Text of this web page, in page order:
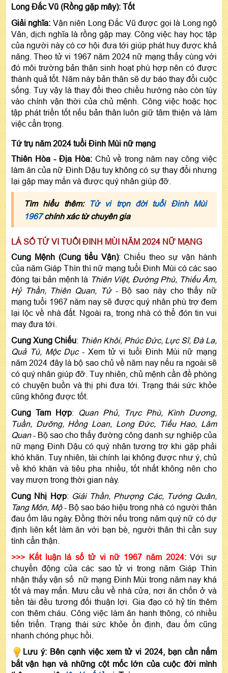
Long Đắc Vũ (Rồng gặp mây): Tốt
Giải nghĩa: Vận niên Long Đắc Vũ được gọi là Long ngộ
Vân, dịch nghĩa là rồng gặp may. Công việc hay học tập
của người này có cơ hội đưa tới giúp phát huy được khả
năng. Theo tử vi 1967 năm 2024 nữ mạng thấy cùng với
đó môi trường bản thân sinh hoạt phù hợp nên có được
thành quả tốt. Năm này bản thân sẽ dự báo thay đổi cuộc
sống. Tuy vậy là thay đổi theo chiều hướng nào còn tùy
vào chính vận thời của chủ mệnh. Công việc hoặc học
tập phát triển tốt nếu bản thân luôn giữ tâm thiện và làm
việc cẩn trọng.
Tứ trụ năm 2024 tuổi Đinh Mùi nữ mạng
Thiên Hòa - Địa Hòa: Chủ về trong năm nay công việc
làm ăn của nữ Đinh Dậu tuy không có sự thay đổi nhưng
lại gặp may mắn và được quý nhân giúp đỡ.
Tìm hiểu thêm:
Tử vi trọn đời tuổi Đinh Mùi
1967chính xác từ chuyên gia
LÁ SỐ TỬ VI TUỔI ĐINH MÙI NĂM 2024 NỮ MẠNG
Cung Mệnh (Cung tiểu Vận): Chiếu theo sự vận hành
của năm Giáp Thìn thì nữ mạng tuổi Đinh Mùi có các sao
đóng tại bản mệnh là Thiên Việt, Đường Phù, Thiếu Âm,
Hỷ Thần, Thiên Quan, Tử- Bộ sao này cho thấy nữ
mạng tuổi 1967 năm nay sẽ được quý nhân phù trợ đem
lại lộc về nhà đất. Ngoài ra, trong nhà có thể đón tin vui
may đưa tới.
Cung Xung Chiếu: Thiên Khôi, Phúc Đức, Lực Sĩ, Đà La,
Quả Tú, Mộc Dục- Xem tử vi tuổi Đinh Mùi nữ mạng
năm 2024 đây là bộ sao chủ về năm nay nếu ra ngoài sẽ
có quý nhân giúp đỡ. Tuy nhiên, chủ mệnh cần đề phòng
có chuyện buồn và thị phi đưa tới. Trạng thái sức khỏe
cũng không được tốt.
Cung Tam Hợp: Quan Phủ, Trực Phù, Kình Dương,
Tuần, Dưỡng, Hồng Loan, Long Đức, Tiểu Hao, Lâm
Quan- Bộ sao cho thấy đường công danh sự nghiệp của
nữ mạng Đinh Dậu có quý nhân tương trợ khi gặp phải
khó khăn. Tuy nhiên, tài chính lại không được như ý, chủ
về khó khăn và tiêu pha nhiều, tốt nhất không nên cho
vay mượn trong thời gian này.
Cung Nhị Hợp: Giải Thần, Phượng Các, Tướng Quân,
Tang Môn, Mộ- Bộ sao báo hiệu trong nhà có người thân
đau ốm lâu ngày. Đồng thời nếu trong năm quý nữ có dự
định liên kết làm ăn với bạn bè, người thân thì cần suy
tính cẩn thận.
>>> Kết luận lá số tử vi nữ 1967 năm 2024:Với sự
chuyển động của các sao tử vi trong năm Giáp Thìn
nhận thấy vận số nữ mạng Đinh Mùi trong năm nay khá
tốt và may mắn. Mưu cầu về nhà cửa, nơi ăn chốn ở và
tiền tài đều tương đối thuận lợi. Gia đạo có hỷ tín thêm
con thêm cháu. Công việc làm ăn hanh thông, có nhiều
tiến triển. Trạng thái sức khỏe ổn định, đau ốm cũng
nhanh chóng phục hồi.
Lưu ý: Bên cạnh việc xem tử vi 2024, bạn cần nắm
bắt vận hạn và những cột mốc lớn của cuộc đời mình